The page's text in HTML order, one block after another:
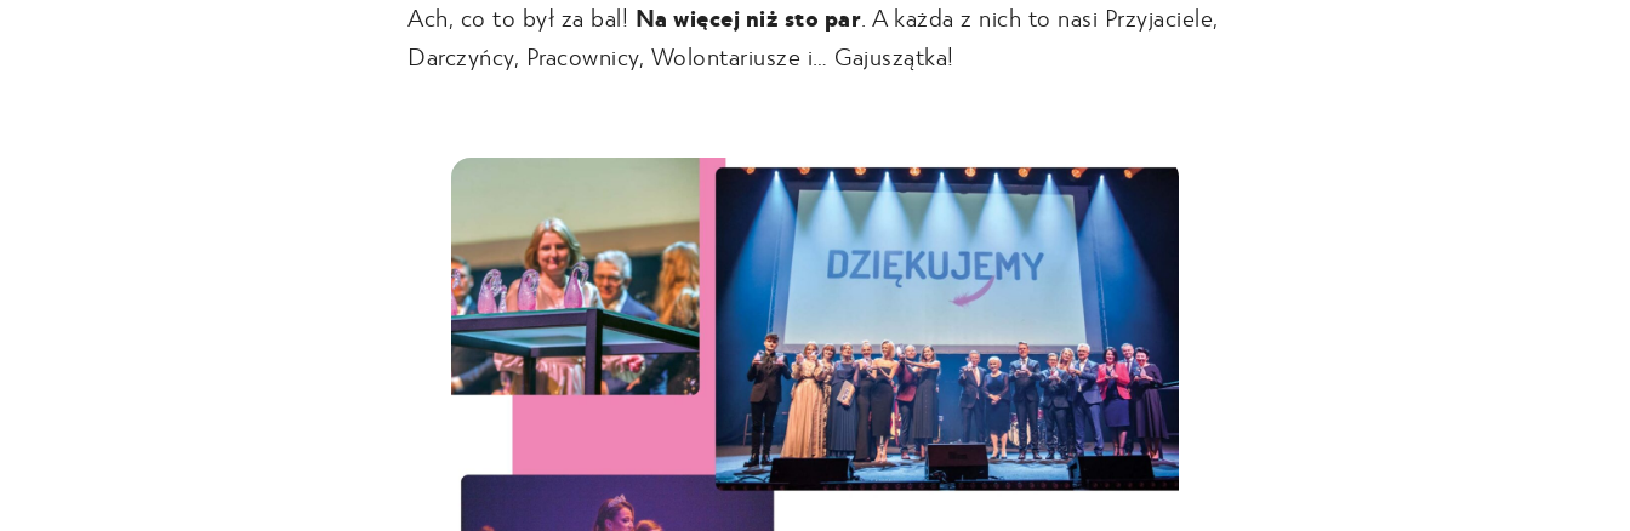
Ach, co to był za bal! Na więcej niż sto par . A każda z nich to nasi Przyjaciele,
Darczyńcy, Pracownicy, Wolontariusze i… Gajuszątka!